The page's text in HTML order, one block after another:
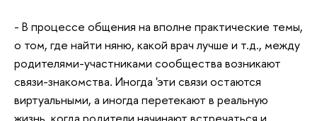
- В процессе общения на вполне практические темы,
о том, где найти няню, какой врач лучше и т.д., между
родителями-участниками сообщества возникают
связи-знакомства. Иногда 'эти связи остаются
виртуальными, а иногда перетекают в реальную
жизнь, когда родители начинают встречаться и